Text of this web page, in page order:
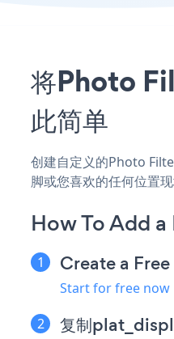
将Photo
此简单
创建自定义的Photo
脚或您喜欢的任何位置现
How To Add
Create a
Start for free now
复制